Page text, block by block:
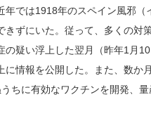
では1918年のスペイン風邪（
ずにいた。従って、多くの対
疑い浮上した翌月（昨年1月
情報を公開した。また、数か
ちに有効なワクチンを開発、量